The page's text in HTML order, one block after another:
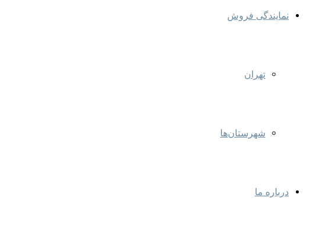
نمایندگی‌ فروش
تهران
شهرستان‌ها
درباره ما